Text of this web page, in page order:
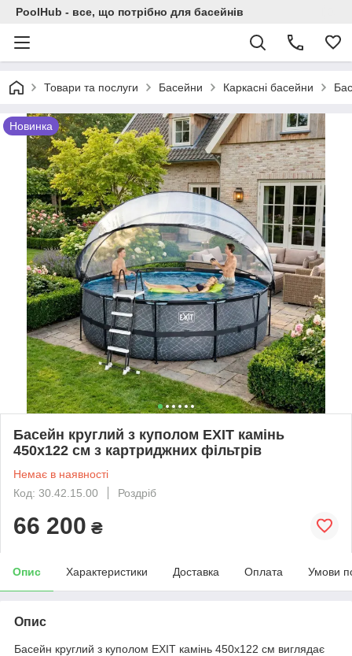
PoolHub - все, що потрібно для басейнів
Товари та послуги Басейни Каркасні басейни
Новинка
Басейн круглий з куполом EXIT камінь
450х122 см з картриджних фільтрів
Немає в наявності
Код: 30.42.15.00
Роздріб
66 200 ₴
Опис Характеристики Доставка Оплата Умови
Опис
Басейн круглий з куполом EXIT камінь 450х122 см виглядає